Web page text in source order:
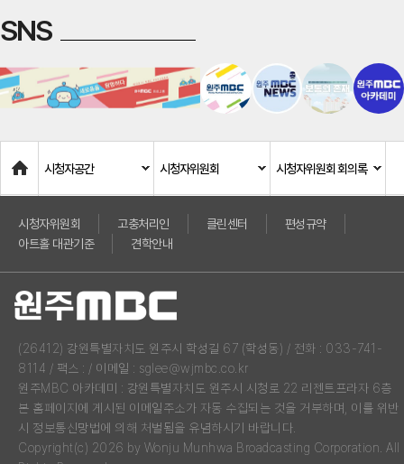
SNS
Home
시청자공간 시청자위원회 시청자위원회 회의록
시청자위원회 고충처리인 클린센터
편성규약
아트홀 대관기준
견학안내
(26412) 강원특별자치도 원주시 학성길 67 (학성동) / 전화 : 033-741-
8114 / 팩스 : / 이메일 : sglee@wjmbc.co.kr
원주MBC 아카데미 : 강원특별자치도 원주시 시청로 22 리젠트프라자 6층
본 홈페이지에 게시된 이메일주소가 자동 수집되는 것을 거부하며, 이를 위반
시 정보통신망법에 의해 처벌됨을 유념하시기 바랍니다.
Copyright(c) 2026 by Wonju Munhwa Broadcasting Corporation. All